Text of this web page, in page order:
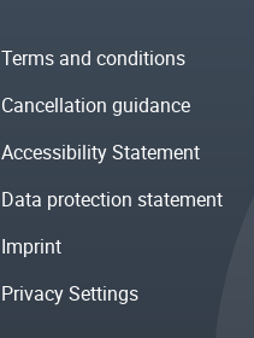
Terms and conditions
Cancellation guidance
Accessibility Statement
Data protection statement
Imprint
Privacy Settings